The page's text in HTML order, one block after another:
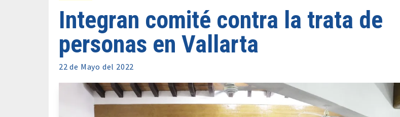
Integran comité contra la trata de
personas en Vallarta
22 de Mayo del 2022